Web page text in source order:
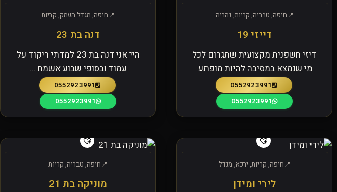
חיפה, טבריה, קריות, נהריה
דייזי 19
דיזי חשפנית מקצועית שתגרום לכל
מי שנמצא במסיבה להיות מופתע
0552923991
0552923991
חיפה, מגדל העמק, קריות
דנה בת 23
היי אני דנה בת 23 למדתי ריקוד על
עמוד ובסופי שבוע אשמח ...
0552923991
0552923991
חיפה, קריות, ירכא, מגדל
לירי ומידן
חיפה, טבריה, קריות
מוניקה בת 21